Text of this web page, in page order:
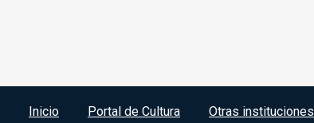
Menú del pie
Inicio Portal de Cultura Otras instituciones